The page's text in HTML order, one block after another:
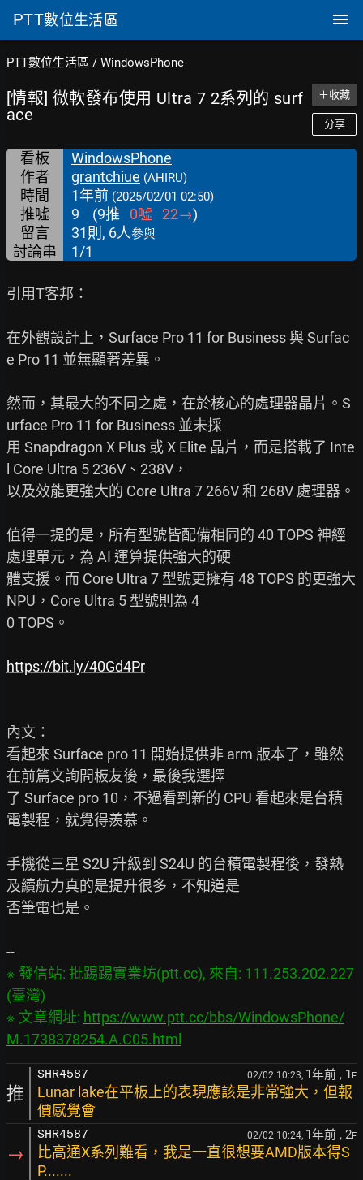
PTT數位生活區
PTT數位生活區 / WindowsPhone
[情報] 微軟發布使用 Ultra 7 2系列的 surf
ace
＋收藏
分享
看板
WindowsPhone
作者
grantchiue (AHIRU)
時間 1年前 (2025/02/01 02:50)
推噓 9 (9推 0噓 22→)
留言
31則, 6人參與
討論串 1/1
引用T客邦：
在外觀設計上，Surface Pro 11 for Business 與 Surfac
e Pro 11 並無顯著差異。
然而，其最大的不同之處，在於核心的處理器晶片。S
urface Pro 11 for Business 並未採
用 Snapdragon X Plus 或 X Elite 晶片，而是搭載了 Inte
l Core Ultra 5 236V、238V，
以及效能更強大的 Core Ultra 7 266V 和 268V 處理器。
值得一提的是，所有型號皆配備相同的 40 TOPS 神經
處理單元，為 AI 運算提供強大的硬
體支援。而 Core Ultra 7 型號更擁有 48 TOPS 的更強大
NPU，Core Ultra 5 型號則為 4
0 TOPS。
https://bit.ly/40Gd4Pr
內文：
看起來 Surface pro 11 開始提供非 arm 版本了，雖然
在前篇文詢問板友後，最後我選擇
了 Surface pro 10，不過看到新的 CPU 看起來是台積
電製程，就覺得羨慕。
手機從三星 S2U 升級到 S24U 的台積電製程後，發熱
及續航力真的是提升很多，不知道是
否筆電也是。
※ 發信站: 批踢踢實業坊(ptt.cc), 來自: 111.253.202.227
(臺灣)
※ 文章網址: https://www.ptt.cc/bbs/WindowsPhone/
M.1738378254.A.C05.html
推
SHR4587 02/02 10:23, 1年前 , 1 F
Lunar lake在平板上的表現應該是非常強大，但報
價感覺會
→
SHR4587 02/02 10:24, 1年前 , 2F
比高通X系列難看，我是一直很想要AMD版本得S
P.......